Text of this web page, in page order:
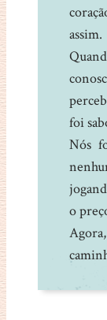
assim.
foi
Nós
o